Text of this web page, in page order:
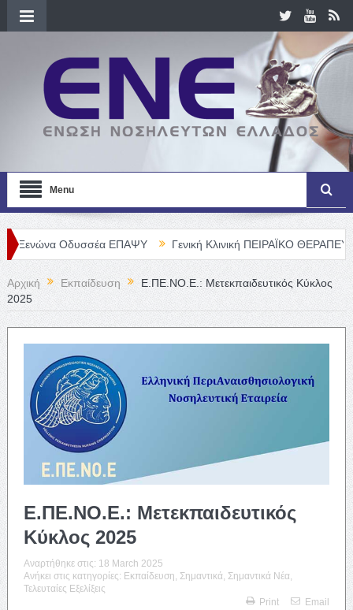
Menu
Οδυσσέα ΕΠΑΨΥ Γενική Κλινική ΠΕΙΡΑΪΚΟ ΘΕΡΑΠΕΥΤΗΡΙΟ Α.
Αρχική Εκπαίδευση
Ε.ΠΕ.ΝΟ.Ε.: Μετεκπαιδευτικός Κύκλος
2025
Ε.ΠΕ.ΝΟ.Ε.: Μετεκπαιδευτικός
Κύκλος 2025
Αναρτήθηκε στις: 18 March 2025
Ανήκει στις κατηγορίες: Εκπαίδευση Σημαντικά Σημαντικά Νέα
Τελευταίες Εξελίξεις
Print
Email